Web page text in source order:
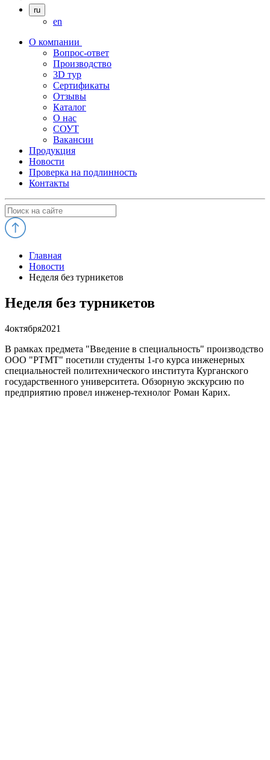
ru
en
О компании
Вопрос-ответ
Производство
3D тур
Сертификаты
Отзывы
Каталог
О нас
СОУТ
Вакансии
Продукция
Новости
Проверка на подлинность
Контакты
Главная
Новости
Неделя без турникетов
Неделя без турникетов
4октября2021
В рамках предмета "Введение в специальность" производство
ООО "РТМТ" посетили студенты 1-го курса инженерных
специальностей политехнического института Курганского
государственного университета. Обзорную экскурсию по
предприятию провел инженер-технолог Роман Карих.